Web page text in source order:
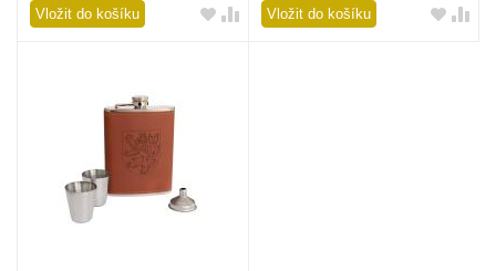
Vložit do košíku Vložit do košíku